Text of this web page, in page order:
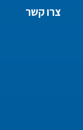
צרו קשר